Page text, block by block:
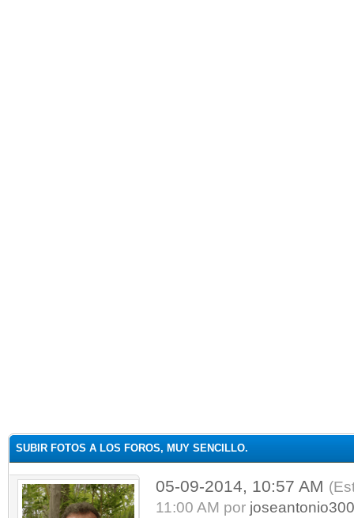
SUBIR FOTOS A LOS FOROS, MUY SENCILLO.
05-09-2014, 10:57 AM
11:00 AM por